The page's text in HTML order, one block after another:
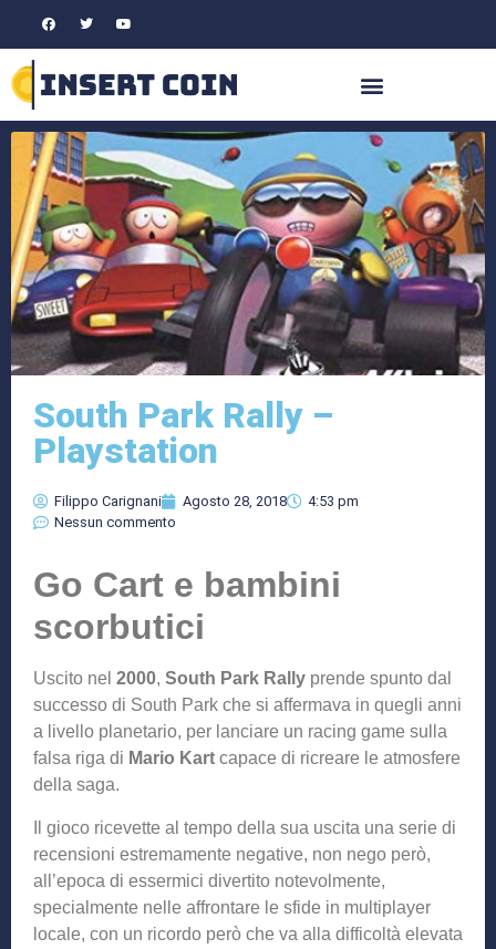
South Park Rally –
Playstation
Filippo Carignani Agosto 28, 2018
4:53 pm
Nessun commento
Go Cart e bambini
scorbutici
Uscito nel 2000, South Park Rally prende spunto dal
successo di South Park che si affermava in quegli anni
a livello planetario, per lanciare un racing game sulla
falsa riga di Mario Kart capace di ricreare le atmosfere
della saga.
Il gioco ricevette al tempo della sua uscita una serie di
recensioni estremamente negative, non nego però,
all’epoca di essermici divertito notevolmente,
specialmente nelle affrontare le sfide in multiplayer
locale, con un ricordo però che va alla difficoltà elevata